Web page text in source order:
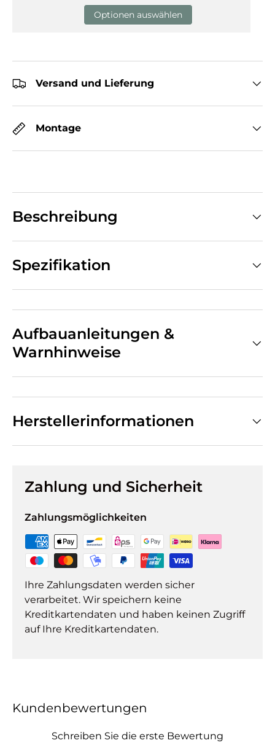
Optionen auswählen
Versand und Lieferung
Montage
Beschreibung
Spezifikation
Aufbauanleitungen &
Warnhinweise
Herstellerinformationen
Zahlung und Sicherheit
Zahlungsmöglichkeiten
Ihre Zahlungsdaten werden sicher
verarbeitet. Wir speichern keine
Kreditkartendaten und haben keinen Zugriff
auf Ihre Kreditkartendaten.
Kundenbewertungen
Schreiben Sie die erste Bewertung